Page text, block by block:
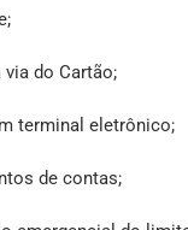
via do Cartão;
terminal eletrônico;
de contas;